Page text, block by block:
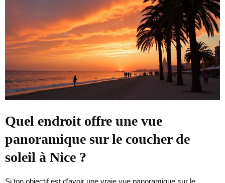
Quel endroit offre une vue
panoramique sur le coucher de
soleil à Nice ?